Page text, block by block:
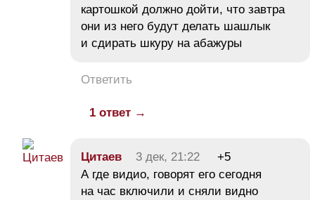
картошкой должно дойти, что завтра
они из него будут делать шашлык
и сдирать шкуру на абажуры
Ответить
1 ответ →
Цитаев 3 дек, 21:22
+5
А где видио, говорят его сегодня
на час включили и сняли видно